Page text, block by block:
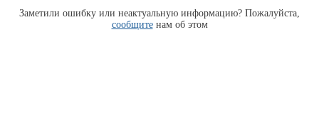
Заметили ошибку или неактуальную информацию? Пожалуйста,
сообщитенам об этом